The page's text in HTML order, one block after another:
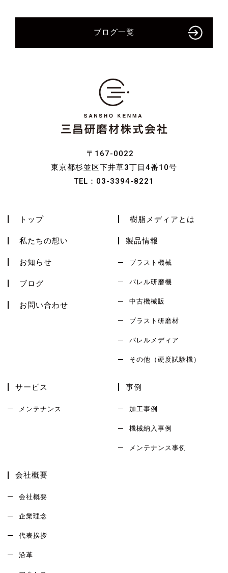
ブログ一覧
〒167-0022
東京都杉並区下井草3丁目4番10号
TEL： 03-3394-8221
トップ
私たちの想い
お知らせ
ブログ
お問い合わせ
樹脂メディアとは
製品情報
ブラスト機械
バレル研磨機
中古機械販
ブラスト研磨材
バレルメディア
その他（硬度試験機）
サービス
メンテナンス
事例
加工事例
機械納入事例
メンテナンス事例
会社概要
会社概要
企業理念
代表挨拶
沿革